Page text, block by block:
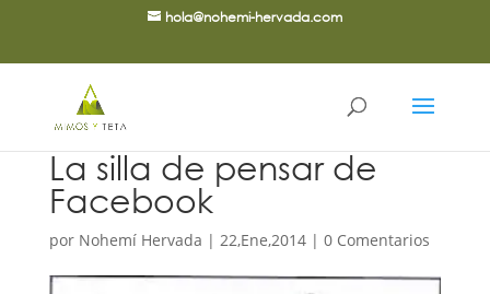
hola@nohemi-hervada.com
La silla de pensar de
Facebook
por Nohemí Hervada | 22,Ene,2014| 0 Comentarios